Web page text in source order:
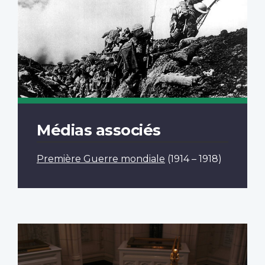
Médias associés
Première Guerre mondiale (1914 – 1918)